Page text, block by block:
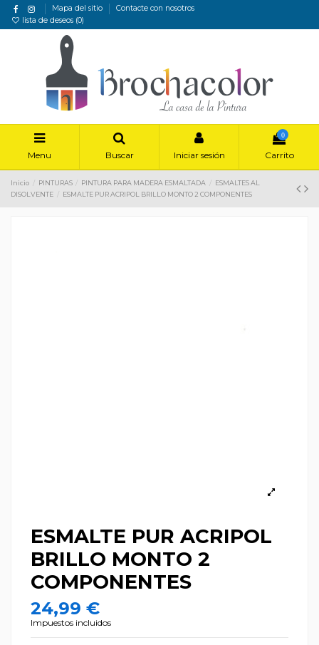
Mapa del sitio
Contacte con nosotros
lista de deseos (0)
Menu Buscar Iniciar sesión
0
Carrito
Inicio PINTURAS PINTURA PARA MADERA ESMALTADA
ESMALTES AL
DISOLVENTE
ESMALTE PUR ACRIPOL BRILLO MONTO 2 COMPONENTES
ESMALTE PUR ACRIPOL
BRILLO MONTO 2
COMPONENTES
24,99 €
Impuestos incluidos